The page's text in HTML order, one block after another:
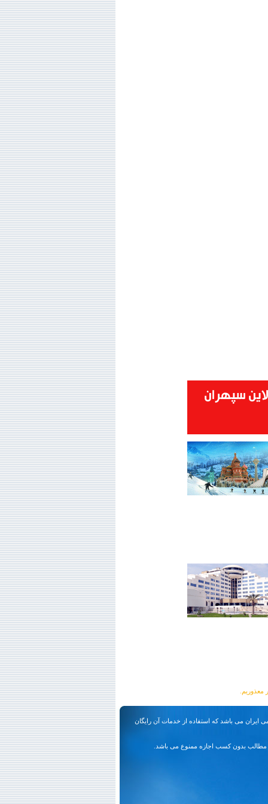
ایران می باشد که استفاده از خدمات آن رایگان
بدون کسب اجازه ممنوع می باشد.